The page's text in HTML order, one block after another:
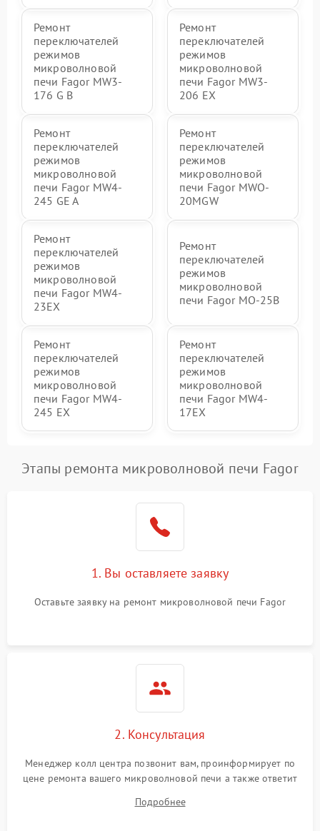
Ремонт
переключателей
режимов
микроволновой
печи Fagor MW3-
176 G B
Ремонт
переключателей
режимов
микроволновой
печи Fagor MW3-
206 EX
Ремонт
переключателей
режимов
микроволновой
печи Fagor MW4-
245 GE A
Ремонт
переключателей
режимов
микроволновой
печи Fagor MWO-
20MGW
Ремонт
переключателей
режимов
микроволновой
печи Fagor MW4-
23EX
Ремонт
переключателей
режимов
микроволновой
печи Fagor MO-25B
Ремонт
переключателей
режимов
микроволновой
печи Fagor MW4-
245 EX
Ремонт
переключателей
режимов
микроволновой
печи Fagor MW4-
17EX
Этапы ремонта микроволновой печи Fagor
1. Вы оставляете заявку
Оставьте заявку на ремонт микроволновой печи Fagor
2. Консультация
Менеджер колл центра позвонит вам, проинформирует по
цене ремонта вашего микроволновой печи а также ответит
Подробнее